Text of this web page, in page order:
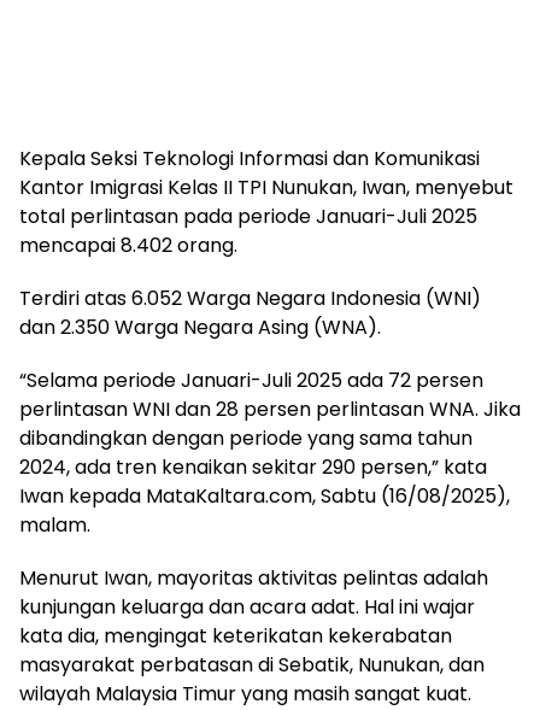
Kepala Seksi Teknologi Informasi dan Komunikasi
Kantor Imigrasi Kelas II TPI Nunukan, Iwan, menyebut
total perlintasan pada periode Januari-Juli 2025
mencapai 8.402 orang.
Terdiri atas 6.052 Warga Negara Indonesia (WNI)
dan 2.350 Warga Negara Asing (WNA).
“Selama periode Januari-Juli 2025 ada 72 persen
perlintasan WNI dan 28 persen perlintasan WNA. Jika
dibandingkan dengan periode yang sama tahun
2024, ada tren kenaikan sekitar 290 persen,” kata
Iwan kepada MataKaltara.com, Sabtu (16/08/2025),
malam.
Menurut Iwan, mayoritas aktivitas pelintas adalah
kunjungan keluarga dan acara adat. Hal ini wajar
kata dia, mengingat keterikatan kekerabatan
masyarakat perbatasan di Sebatik, Nunukan, dan
wilayah Malaysia Timur yang masih sangat kuat.